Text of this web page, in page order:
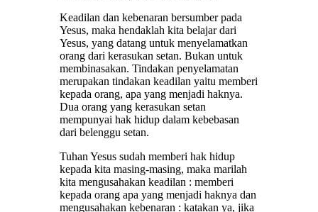
Keadilan dan kebenaran bersumber pada
Yesus, maka hendaklah kita belajar dari
Yesus, yang datang untuk menyelamatkan
orang dari kerasukan setan. Bukan untuk
membinasakan. Tindakan penyelamatan
merupakan tindakan keadilan yaitu memberi
kepada orang, apa yang menjadi haknya.
Dua orang yang kerasukan setan
mempunyai hak hidup dalam kebebasan
dari belenggu setan.
Tuhan Yesus sudah memberi hak hidup
kepada kita masing-masing, maka marilah
kita mengusahakan keadilan : memberi
kepada orang apa yang menjadi haknya dan
mengusahakan kebenaran : katakan ya, jika